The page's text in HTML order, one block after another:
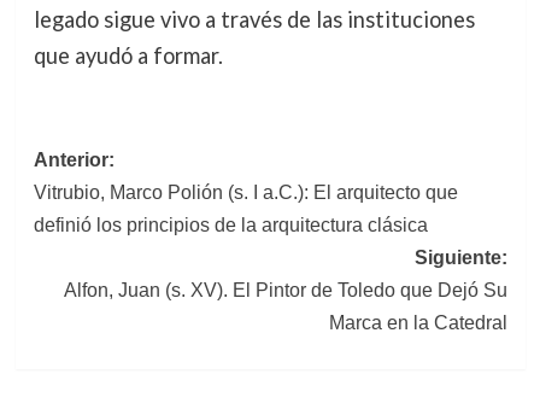
legado sigue vivo a través de las instituciones
que ayudó a formar.
Navegación
de
entradas
Anterior:
Vitrubio, Marco Polión (s. I a.C.): El arquitecto que
definió los principios de la arquitectura clásica
Siguiente:
Alfon, Juan (s. XV). El Pintor de Toledo que Dejó Su
Marca en la Catedral